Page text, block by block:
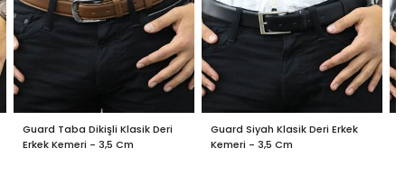
Guard Taba Dikişli Klasik Deri
Erkek Kemeri - 3,5 Cm
Guard Siyah Klasik Deri Erkek
Kemeri - 3,5 Cm